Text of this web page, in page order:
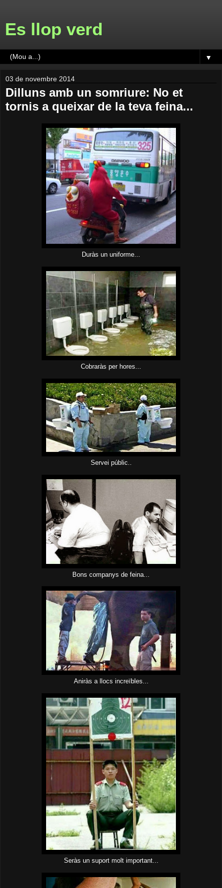
Es llop verd
▼
03 de novembre 2014
Dilluns amb un somriure: No et
tornis a queixar de la teva feina...
Duràs un uniforme...
Cobraràs per hores...
Servei públic..
Bons companys de feina...
Aniràs a llocs increïbles...
Seràs un suport molt important...